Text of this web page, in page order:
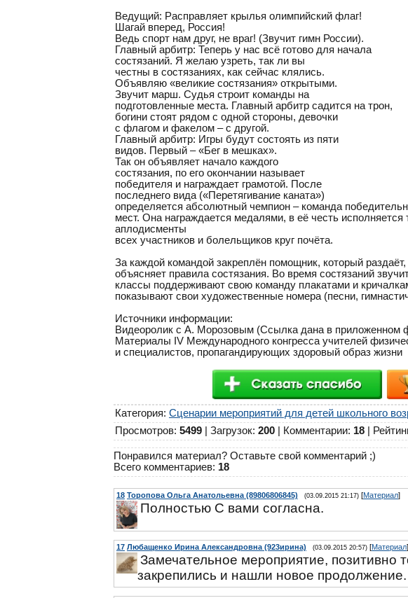
Ведущий: Расправляет крылья олимпийский флаг!
Шагай вперед, Россия!
Ведь спорт нам друг, не враг! (Звучит гимн России).
Главный арбитр: Теперь у нас всё готово для начала
состязаний. Я желаю узреть, так ли вы
честны в состязаниях, как сейчас клялись.
Объявляю «великие состязания» открытыми.
Звучит марш. Судья строит команды на
подготовленные места. Главный арбитр садится на трон,
богини стоят рядом с одной стороны, девочки
с флагом и факелом – с другой.
Главный арбитр: Игры будут состоять из пяти
видов. Первый – «Бег в мешках».
Так он объявляет начало каждого
состязания, по его окончании называет
победителя и награждает грамотой. После
последнего вида («Перетягивание каната»)
определяется абсолютный чемпион – команда
мест. Она награждается медалями, в её честь
аплодисменты
всех участников и болельщиков круг почёта.
За каждой командой закреплён помощник, который
объясняет правила состязания. Во время состязаний
классы поддерживают свою команду плакатами и
показывают свои художественные номера (песни,
Источники информации:
Видеоролик с А. Морозовым (Ссылка дана в приложенном
Материалы IV Международного конгресса учителей
и специалистов, пропагандирующих здоровый образ жизни
Категория: Сценарии мероприятий для детей школьного
Просмотров: 5499 Загрузок: 200 Комментарии: 18
Понравился материал? Оставьте свой комментарий ;)
Всего комментариев: 18
18 Торопова Ольга Анатольевна (89806806845) (03.09.2015 21:17) [Материал]
Полностью С вами согласна.
17 Любащенко Ирина Александровна (923ирина) (03.09.2015 20:57) [Материал]
Замечательное мероприятие, позитивно
закрепились и нашли новое